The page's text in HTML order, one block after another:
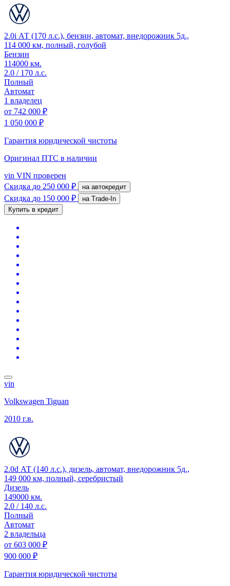
2.0i АТ (170 л.с.), бензин, автомат, внедорожник 5д.,
114 000 км, полный, голубой
Бензин
114000 км.
2.0 / 170 л.с.
Полный
Автомат
1 владелец
от 742 000 ₽
1 050 000 ₽
Гарантия юридической чистоты
Оригинал ПТС в наличии
vin VIN проверен
Скидка до 250 000 ₽ на автокредит
Скидка до 150 000 ₽
на Trade-In
Купить в кредит
vin
Volkswagen Tiguan
2010 г.в.
2.0d АТ (140 л.с.), дизель, автомат, внедорожник 5д.,
149 000 км, полный, серебристый
Дизель
149000 км.
2.0 / 140 л.с.
Полный
Автомат
2 владельца
от 603 000 ₽
900 000 ₽
Гарантия юридической чистоты